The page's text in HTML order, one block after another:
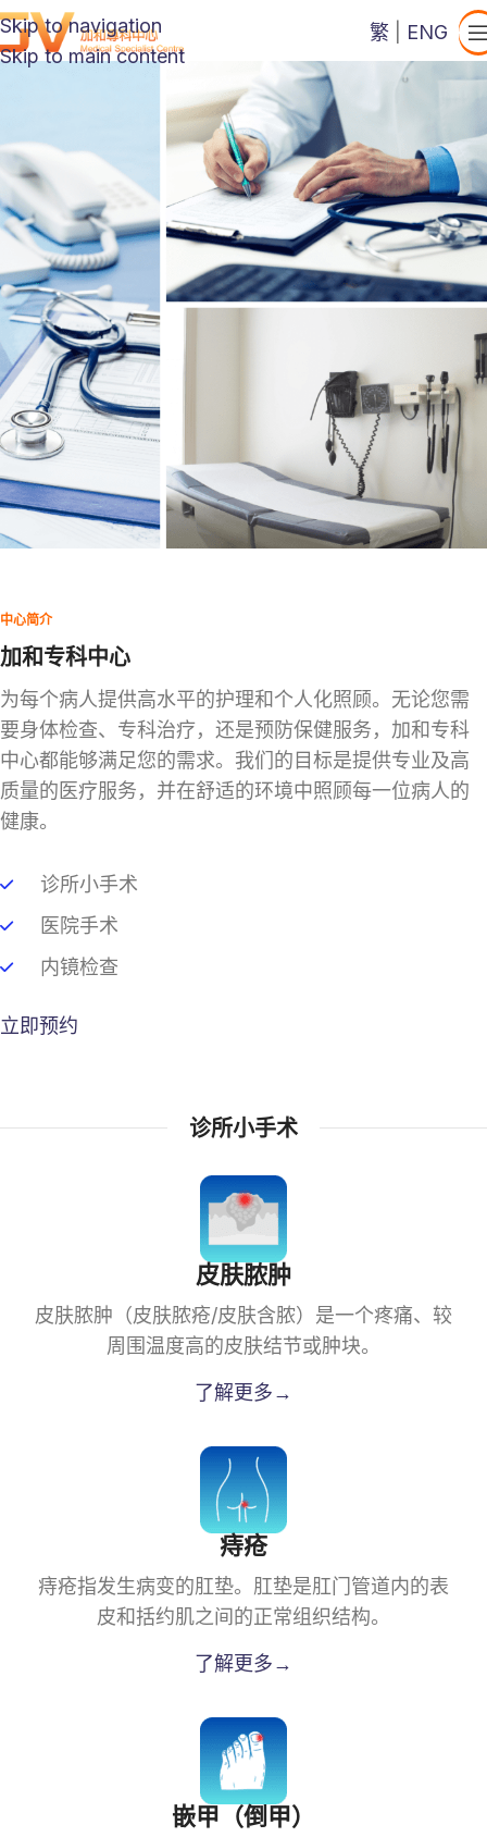
Skip to navigation
Skip to main content
繁 ENG
中心简介
加和专科中心
为每个病人提供高水平的护理和个人化照顾。无论您需
要身体检查、专科治疗，还是预防保健服务，加和专科
中心都能够满足您的需求。我们的目标是提供专业及高
质量的医疗服务，并在舒适的环境中照顾每一位病人的
健康。
诊所小手术
医院手术
内镜检查
立即预约
诊所小手术
皮肤脓肿
皮肤脓肿（皮肤脓疮/皮肤含脓）是一个疼痛、较
周围温度高的皮肤结节或肿块。
了解更多→
痔疮
痔疮指发生病变的肛垫。肛垫是肛门管道内的表
皮和括约肌之间的正常组织结构。
了解更多→
嵌甲（倒甲）